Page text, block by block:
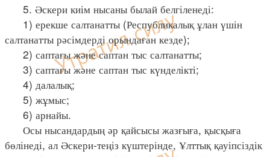
5. Әскери киім нысаны былай белгіленеді:
1) ерекше салтанатты (Республикалық ұлан үшін
салтанатты рәсімдерді орындаған кезде);
2) саптағы және саптан тыс салтанатты;
3) саптағы және саптан тыс күнделікті;
4) далалық;
5) жұмыс;
6) арнайы.
Осы нысандардың әр қайсысы жазғыға, қысқыға
бөлінеді, ал Әскери-теңіз күштерінде, Ұлттық қауіпсіздік